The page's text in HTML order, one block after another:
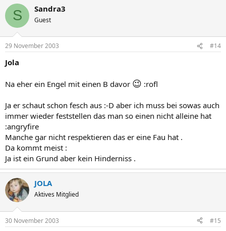
S Sandra3
Guest
29 November 2003 #14
Jola
Na eher ein Engel mit einen B davor 😉 :rofl
Ja er schaut schon fesch aus :-D aber ich muss bei sowas auch
immer wieder feststellen das man so einen nicht alleine hat
:angryfire
Manche gar nicht respektieren das er eine Fau hat .
Da kommt meist :
Ja ist ein Grund aber kein Hinderniss .
JOLA
Aktives Mitglied
30 November 2003 #15